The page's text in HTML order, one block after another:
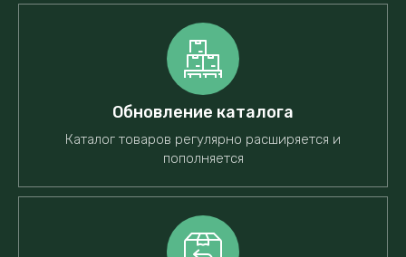
Обновление каталога
Каталог товаров регулярно расширяется и
пополняется